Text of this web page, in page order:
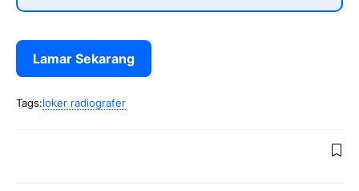
Lamar Sekarang
Tags:loker radiografer